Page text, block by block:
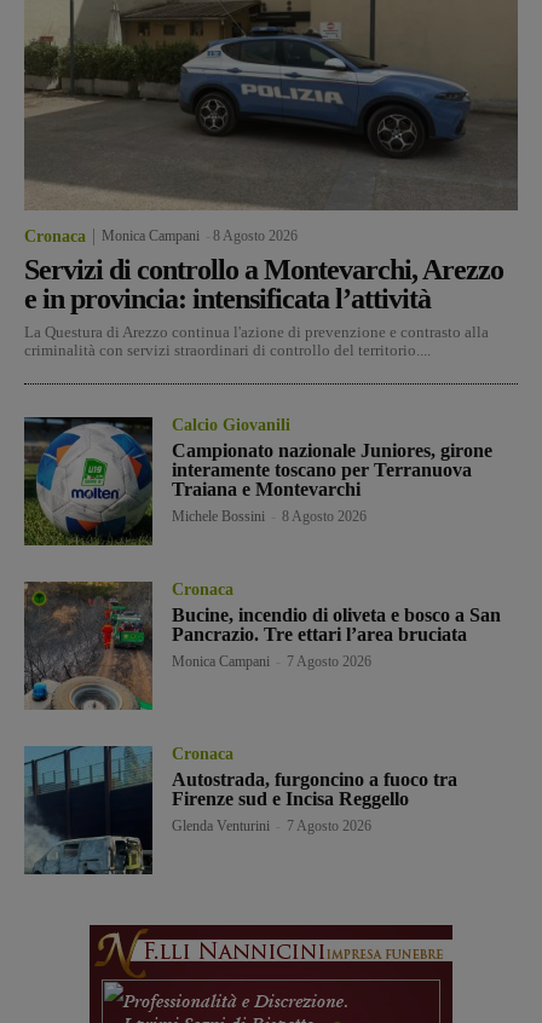
Cronaca Monica Campani 8 Agosto 2026
Servizi di controllo a Montevarchi, Arezzo
e in provincia: intensificata l’attività
La Questura di Arezzo continua l'azione di prevenzione e contrasto alla
criminalità con servizi straordinari di controllo del territorio....
Calcio Giovanili
Campionato nazionale Juniores, girone
interamente toscano per Terranuova
Traiana e Montevarchi
Michele Bossini 8 Agosto 2026
Cronaca
Bucine, incendio di oliveta e bosco a San
Pancrazio. Tre ettari l’area bruciata
Monica Campani 7 Agosto 2026
Cronaca
Autostrada, furgoncino a fuoco tra
Firenze sud e Incisa Reggello
Glenda Venturini 7 Agosto 2026